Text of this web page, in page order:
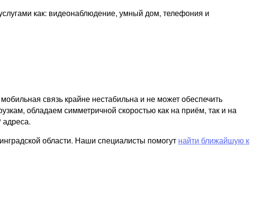
как: видеонаблюдение, умный дом, телефония и
связь крайне нестабильна и не может обеспечить
обладаем симметричной скоростью как на приём, так и на
адреса.
области. Наши специалисты помогут найти ближайшую к